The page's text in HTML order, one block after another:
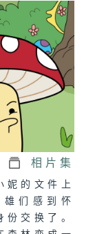
相片集
妮的文件上
们感到怀
份交换了。